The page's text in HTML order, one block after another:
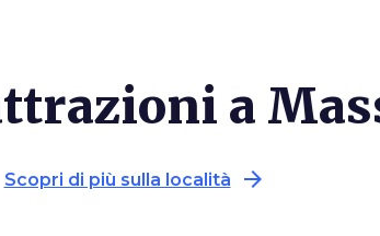
a
Scopri di più sulla località arrow_forward